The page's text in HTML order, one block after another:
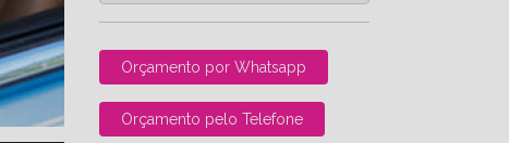
Orçamento por Whatsapp
Orçamento pelo Telefone